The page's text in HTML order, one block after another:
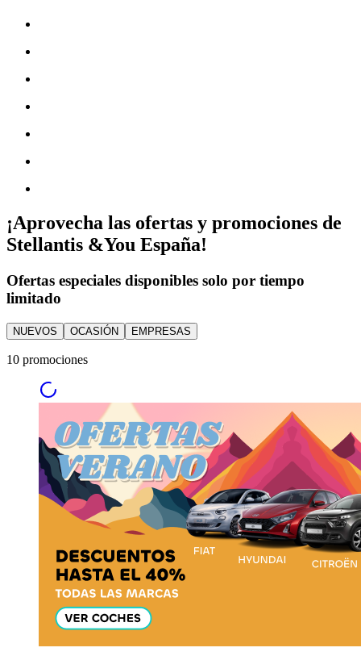
¡Aprovecha las ofertas y promociones de
Stellantis &You España!
Ofertas especiales disponibles solo por tiempo
limitado
NUEVOS OCASIÓN EMPRESAS
10 promociones